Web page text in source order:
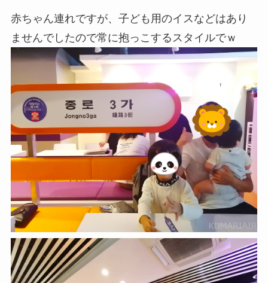
赤ちゃん連れですが、子ども用のイスなどはあり
ませんでしたので常に抱っこするスタイルでｗ